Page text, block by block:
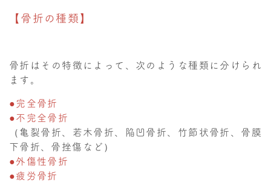
【骨折の種類】
骨折はその特徴によって、次のような種類に分けられ
ます。
●完全骨折
●不完全骨折
（亀裂骨折、若木骨折、陥凹骨折、竹節状骨折、骨膜
下骨折、骨挫傷など）
●外傷性骨折
●疲労骨折